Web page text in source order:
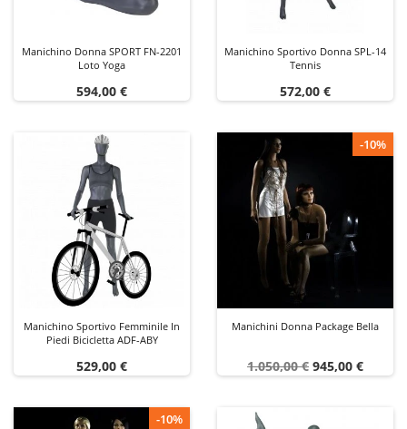
Manichino Donna SPORT FN-2201
Loto Yoga
Prezzo
594,00 €
Manichino Sportivo Donna SPL-14
Tennis
Prezzo
572,00 €
Manichino Sportivo Femminile In
Piedi Bicicletta ADF-ABY
Prezzo
529,00 €
-10%
Manichini Donna Package Bella
Prezzo
1.050,00 € Prezzo
945,00 €
-10%